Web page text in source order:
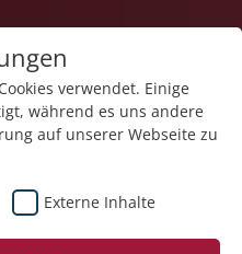
verwendet. Einige
während es uns andere
auf unserer Webseite zu
Externe Inhalte